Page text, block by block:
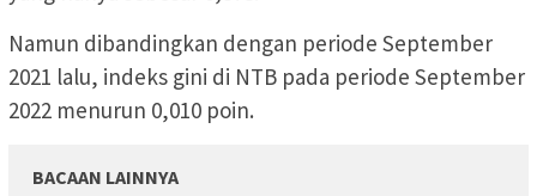
Namun dibandingkan dengan periode September
2021 lalu, indeks gini di NTB pada periode September
2022 menurun 0,010 poin.
BACAAN LAINNYA